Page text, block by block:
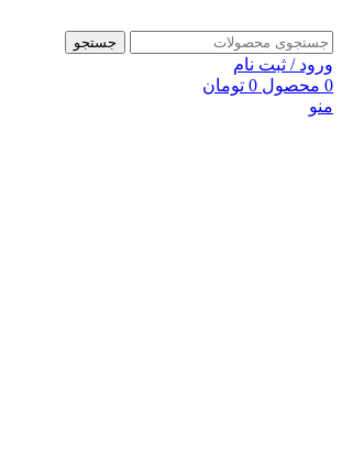
جستجو
ورود / ثبت نام
0 محصول 0 تومان
منو